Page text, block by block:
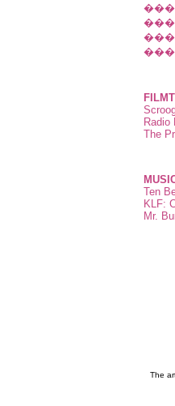
Radio
The
Ten
KLF:
Mr.
The